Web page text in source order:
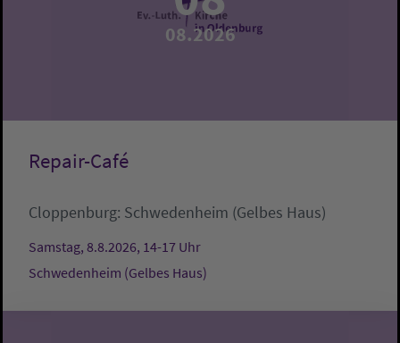
08.2026
Repair-Café
Cloppenburg: Schwedenheim (Gelbes Haus)
Samstag, 8.8.2026, 14-17 Uhr
Schwedenheim (Gelbes Haus)